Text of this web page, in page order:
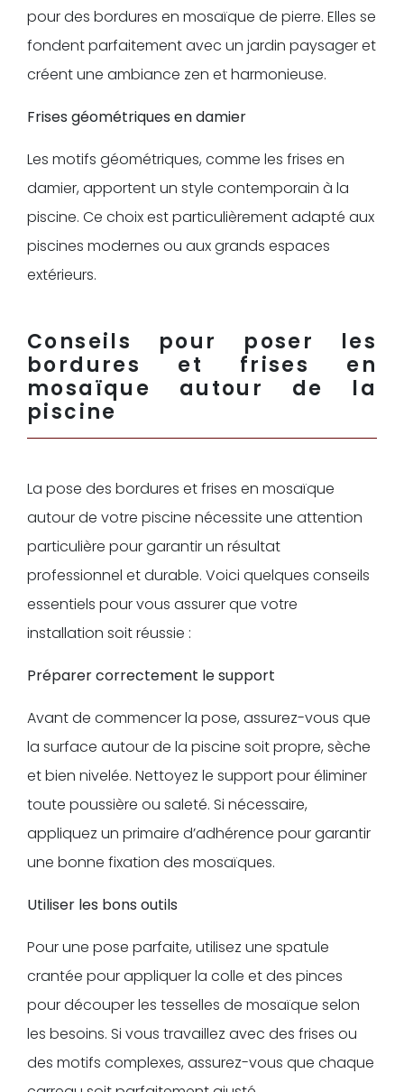
pour des bordures en mosaïque de pierre. Elles se
fondent parfaitement avec un jardin paysager et
créent une ambiance zen et harmonieuse.
Frises géométriques en damier
Les motifs géométriques, comme les frises en
damier, apportent un style contemporain à la
piscine. Ce choix est particulièrement adapté aux
piscines modernes ou aux grands espaces
extérieurs.
Conseils pour poser les
bordures et frises en
mosaïque autour de la
piscine
La pose des bordures et frises en mosaïque
autour de votre piscine nécessite une attention
particulière pour garantir un résultat
professionnel et durable. Voici quelques conseils
essentiels pour vous assurer que votre
installation soit réussie :
Préparer correctement le support
Avant de commencer la pose, assurez-vous que
la surface autour de la piscine soit propre, sèche
et bien nivelée. Nettoyez le support pour éliminer
toute poussière ou saleté. Si nécessaire,
appliquez un primaire d’adhérence pour garantir
une bonne fixation des mosaïques.
Utiliser les bons outils
Pour une pose parfaite, utilisez une spatule
crantée pour appliquer la colle et des pinces
pour découper les tesselles de mosaïque selon
les besoins. Si vous travaillez avec des frises ou
des motifs complexes, assurez-vous que chaque